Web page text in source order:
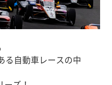
る自動車レースの中